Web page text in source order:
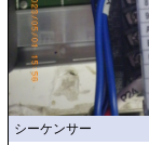
シーケンサー